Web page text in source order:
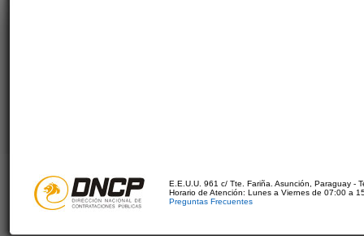
E.E.U.U. 961 c/ Tte. Fariña. Asunción, Paraguay -
Horario de Atención: Lunes a Viernes de 07:00 a
Preguntas Frecuentes